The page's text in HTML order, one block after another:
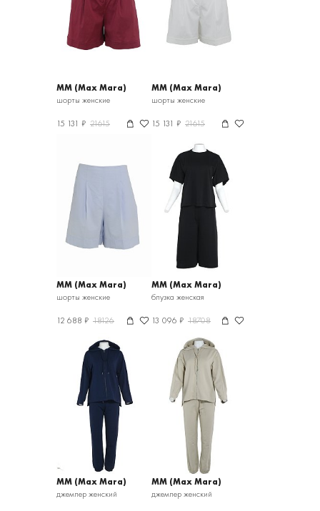
MM (Max Mara)
шорты женские
15 131 ₽ 21615
MM (Max Mara)
шорты женские
15 131 ₽ 21615
MM (Max Mara)
шорты женские
12 688 ₽ 18126
MM (Max Mara)
блузка женская
13 096 ₽ 18708
MM (Max Mara)
джемпер женский
MM (Max Mara)
джемпер женский